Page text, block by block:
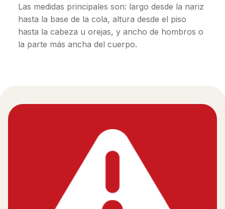
Las medidas principales son: largo desde la nariz
hasta la base de la cola, altura desde el piso
hasta la cabeza u orejas, y ancho de hombros o
la parte más ancha del cuerpo.